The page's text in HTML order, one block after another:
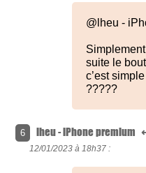
@lheu -
suite le
c’est
?????
6 lheu - iPhone premium
12/01/2023 à 18h37 :